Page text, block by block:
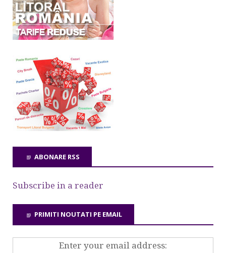
ABONARE RSS
Subscribe in a reader
PRIMITI NOUTATI PE EMAIL
Enter your email address: